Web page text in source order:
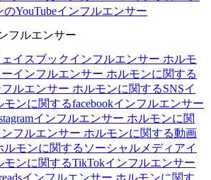
YouTubeインフルエンサー
フルエンサー
イスブックインフルエンサー ホルモ
インフルエンサー ホルモンに関する
ルエンサー ホルモンに関するSNSイ
モンに関するfacebookインフルエンサー
インフルエンサー ホルモンに関
フルエンサー ホルモンに関する動画
ルモンに関するソーシャルメディアイ
モンに関するTikTokインフルエンサー